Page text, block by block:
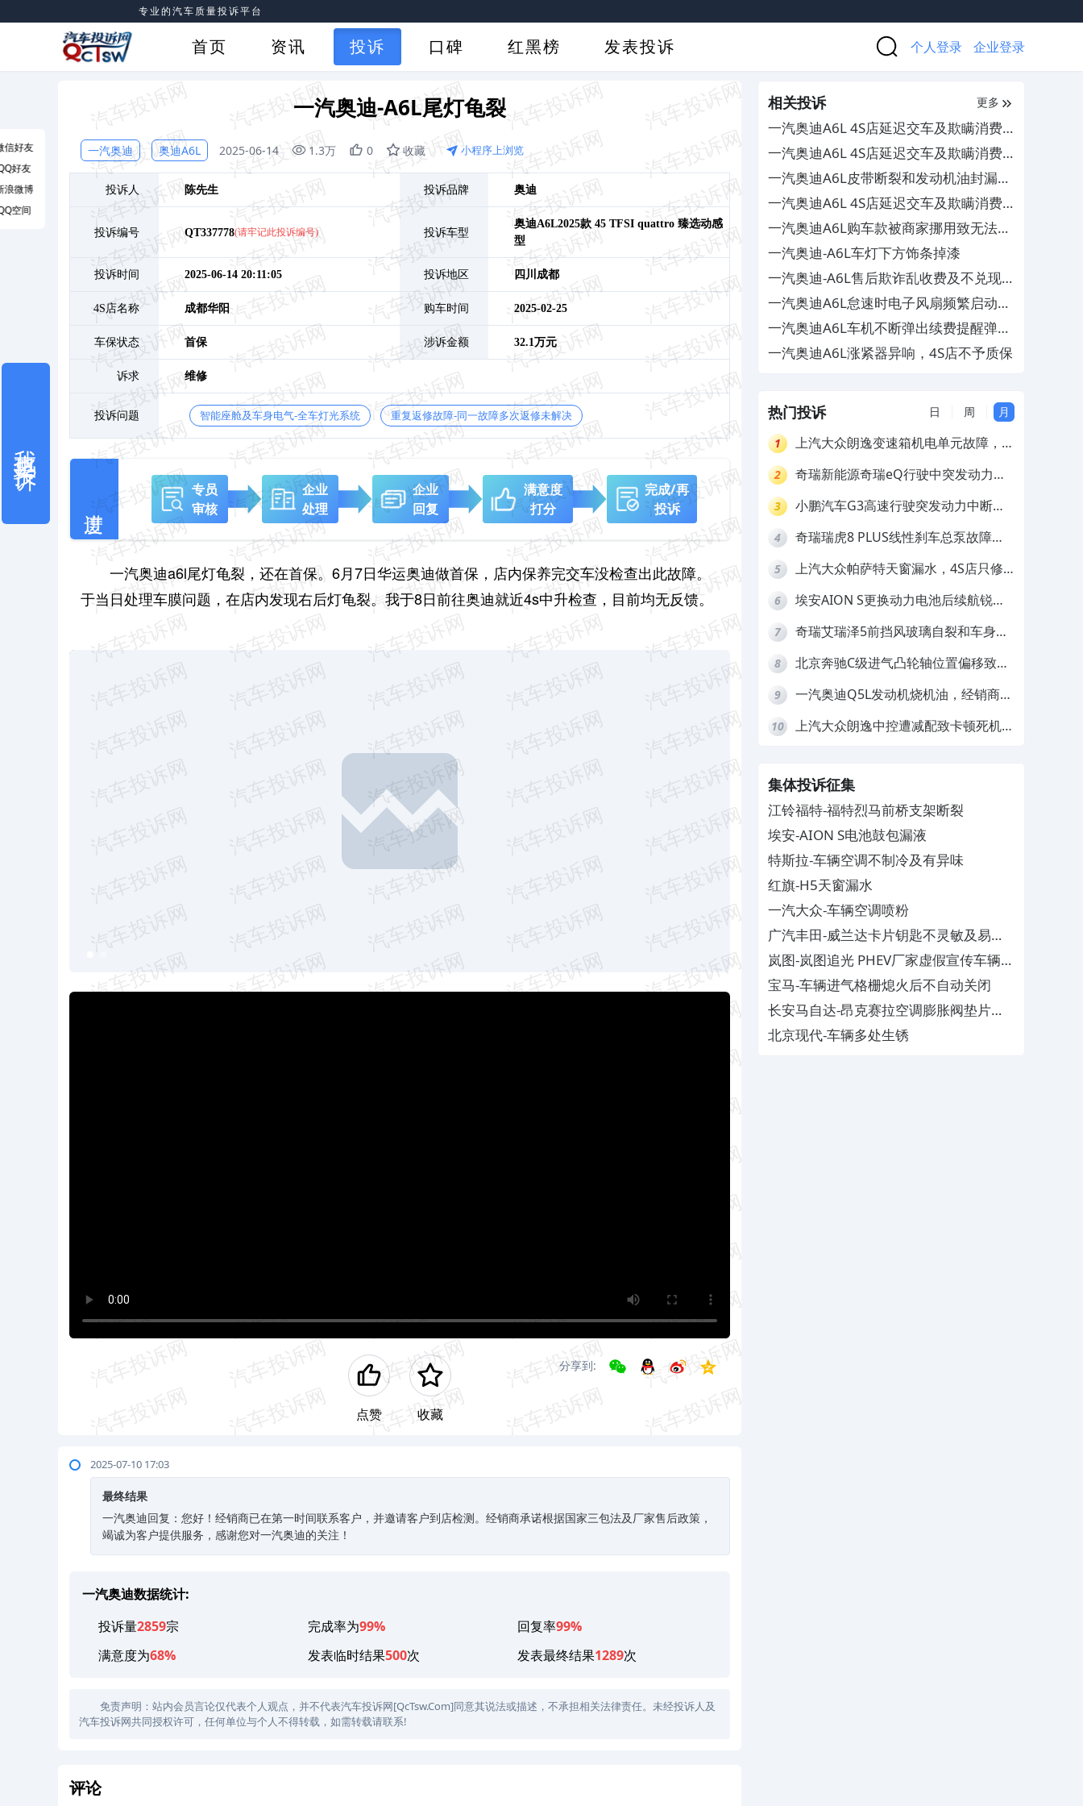
专业的汽车质量投诉平台
首页 资讯 投诉 口碑 红黑榜 发表投诉 个人登录 企业登录
一汽奥迪-A6L尾灯龟裂
一汽奥迪 奥迪A6L 2025-06-14 1.3万 0 收藏 小程序上浏览
投诉人 陈先生 投诉品牌 奥迪
投诉编号 QT337778(请牢记此投诉编号) 投诉车型
奥迪A6L2025款 45 TFSI quattro 臻选动感
型
投诉时间 2025-06-14 20:11:05 投诉地区 四川 成都
4S店名称 成都华阳 购车时间 2025-02-25
车保状态 首保 涉诉金额 32.1万元
诉求 维修
投诉问题 智能座舱及车身电气-全车灯光系统 重复返修故障-同一故障多次返修未解决
专员
审核
企业
处理
企业
回复
满意度
打分
完成/再
投诉
一汽奥迪a6l尾灯龟裂，还在首保。6月7日华运奥迪做首保，店内保养完交车没检查出此故障。
于当日处理车膜问题，在店内发现右后灯龟裂。我于8日前往奥迪就近4s中升检查，目前均无反馈。
点赞 收藏
分享到:
2025-07-10 17:03
最终结果
一汽奥迪回复：您好！经销商已在第一时间联系客户，并邀请客户到店检测。经销商承诺根据国家三包法及厂家售后政策，
竭诚为客户提供服务，感谢您对一汽奥迪的关注！
一汽奥迪数据统计:
投诉量2859宗 完成率为99% 回复率99%
满意度为68% 发表临时结果500次 发表最终结果1289次
免责声明：站内会员言论仅代表个人观点，并不代表汽车投诉网[QcTsw.Com]同意其说法或描述，不承担相关法律责任。未经投诉人及
汽车投诉网共同授权许可，任何单位与个人不得转载，如需转载请联系!
评论
相关投诉 更多
一汽奥迪A6L 4S店延迟交车及欺瞒消费
者，要求退订金
一汽奥迪A6L 4S店延迟交车及欺瞒消费
者，要求退订金
一汽奥迪A6L皮带断裂和发动机油封漏
油，4S店不给补偿
一汽奥迪A6L 4S店延迟交车及欺瞒消费
者，要求退订金
一汽奥迪A6L购车款被商家挪用致无法提
车，要求退款
一汽奥迪-A6L车灯下方饰条掉漆
一汽奥迪-A6L售后欺诈乱收费及不兑现
承诺
一汽奥迪A6L怠速时电子风扇频繁启动，
4S店无法维修
一汽奥迪A6L车机不断弹出续费提醒弹
窗，影响行车安全
一汽奥迪A6L涨紧器异响，4S店不予质保
热门投诉 日 周 月
1
上汽大众朗逸变速箱机电单元故障，厂
2
奇瑞新能源奇瑞eQ行驶中突发动力受
拒绝三电质保
3
小鹏汽车G3高速行驶突发动力中断，
4
奇瑞瑞虎8 PLUS线性刹车总泵故障，
5
上汽大众帕萨特天窗漏水，4S店只修
6
埃安AION S更换动力电池后续航锐
7
奇瑞艾瑞泽5前挡风玻璃自裂和车身多
8
北京奔驰C级进气凸轮轴位置偏移致发
9
一汽奥迪Q5L发动机烧机油，经销商推
10
上汽大众朗逸中控遭减配致卡顿死机，
集体投诉征集
江铃福特-福特烈马前桥支架断裂
埃安-AION S电池鼓包漏液
特斯拉-车辆空调不制冷及有异味
红旗-H5天窗漏水
一汽大众-车辆空调喷粉
广汽丰田-威兰达卡片钥匙不灵敏及易消
磁
岚图-岚图追光 PHEV厂家虚假宣传车辆配
置与功能
宝马-车辆进气格栅熄火后不自动关闭
长安马自达-昂克赛拉空调膨胀阀垫片生
锈
北京现代-车辆多处生锈
信好友
好友
浪微博
空间